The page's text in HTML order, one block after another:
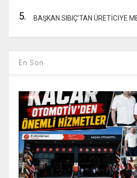
5. BAŞKAN SIBIÇ’TAN ÜRETİCİYE
En Son